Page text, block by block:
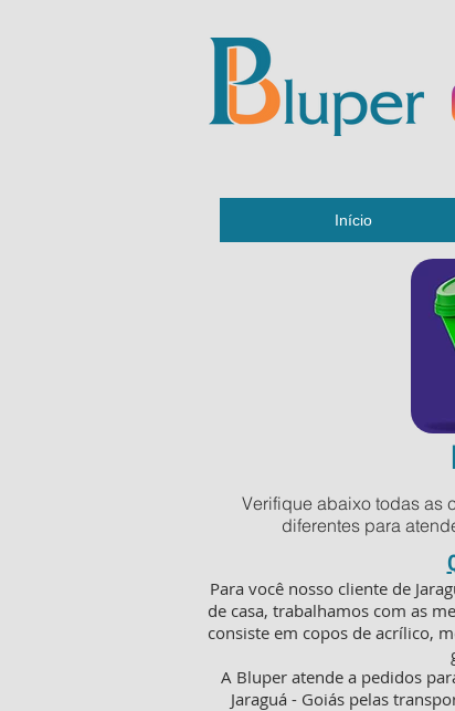
Início
Verifique abaixo todas as
diferentes para
Para você nosso cliente de
de casa, trabalhamos com as
consiste em copos de acrílico,
A Bluper atende a pedidos
Jaraguá - Goiás pelas